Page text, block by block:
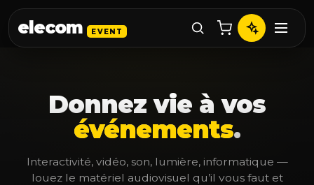
elecom EVENT
Donnez vie à vos
événements.
Interactivité, vidéo, son, lumière, informatique —
louez le matériel audiovisuel qu’il vous faut et